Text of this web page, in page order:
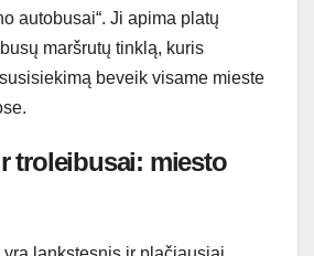
autobusai“. Ji apima platų
maršrutų tinklą, kuris
beveik visame mieste
troleibusai: miesto